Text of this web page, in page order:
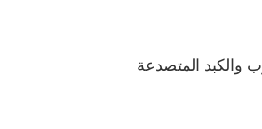
والكبد المتصدعة